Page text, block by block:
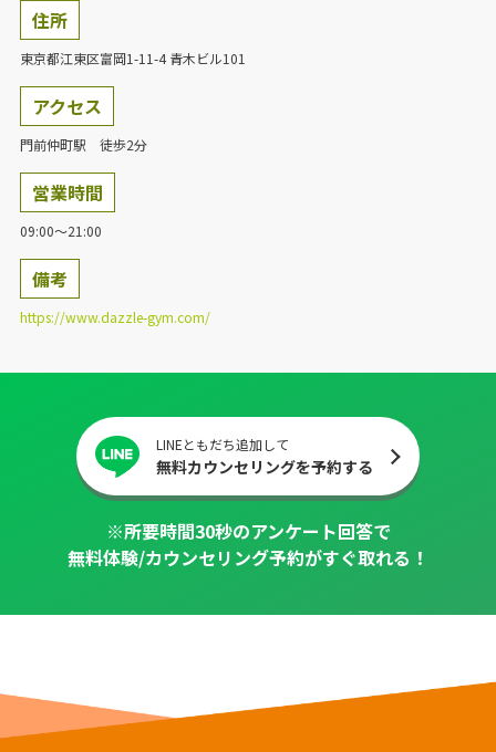
住所
東京都江東区富岡1-11-4 青木ビル101
アクセス
門前仲町駅 徒歩2分
営業時間
09:00～21:00
備考
https://www.dazzle-gym.com/
LINEともだち追加して
無料カウンセリングを予約する
※所要時間30秒のアンケート回答で
無料体験/カウンセリング予約がすぐ取れる！